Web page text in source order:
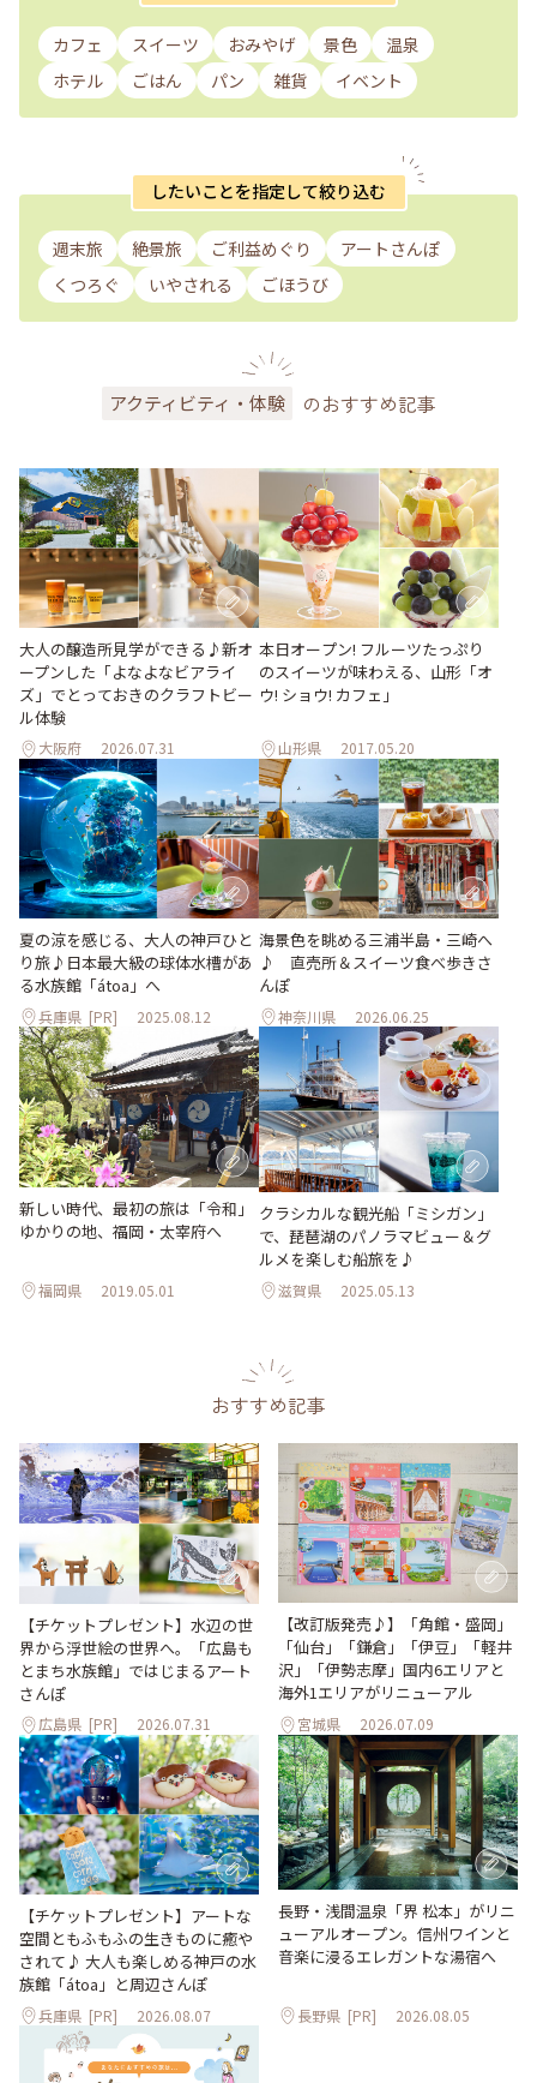
カフェ スイーツ おみやげ 景色
温泉
ホテル
ごはん パン 雑貨 イベント
したいことを指定して絞り込む
週末旅 絶景旅 ご利益めぐり
アートさんぽ
くつろぐ
いやされる ごほうび
アクティビティ・体験 のおすすめ記事
大人の醸造所見学ができる♪新オ
ープンした「よなよなビアライ
ズ」でとっておきのクラフトビー
ル体験
大阪府 2026.07.31
本日オープン! フルーツたっぷり
のスイーツが味わえる、山形「オ
ウ! ショウ! カフェ」
山形県 2017.05.20
夏の涼を感じる、大人の神戸ひと
り旅♪日本最大級の球体水槽があ
る水族館「átoa」へ
兵庫県 [PR] 2025.08.12
海景色を眺める三浦半島・三崎へ
♪ 直売所＆スイーツ食べ歩きさ
んぽ
神奈川県 2026.06.25
新しい時代、最初の旅は「令和」
ゆかりの地、福岡・太宰府へ
福岡県 2019.05.01
クラシカルな観光船「ミシガン」
で、琵琶湖のパノラマビュー＆グ
ルメを楽しむ船旅を♪
滋賀県 2025.05.13
おすすめ記事
【チケットプレゼント】水辺の世
界から浮世絵の世界へ。「広島も
とまち水族館」ではじまるアート
さんぽ
広島県 [PR] 2026.07.31
【改訂版発売♪】「角館・盛岡」
「仙台」「鎌倉」「伊豆」「軽井
沢」「伊勢志摩」国内6エリアと
海外1エリアがリニューアル
宮城県 2026.07.09
【チケットプレゼント】アートな
空間ともふもふの生きものに癒や
されて♪ 大人も楽しめる神戸の水
族館「átoa」と周辺さんぽ
兵庫県 [PR] 2026.08.07
長野・浅間温泉「界 松本」がリニ
ューアルオープン。信州ワインと
音楽に浸るエレガントな湯宿へ
長野県 [PR] 2026.08.05